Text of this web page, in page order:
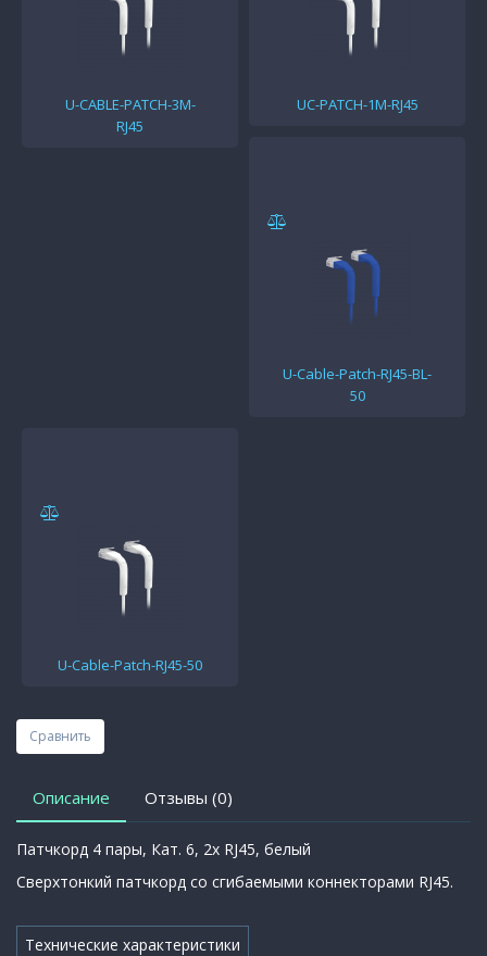
U-CABLE-PATCH-3M-
RJ45
UC-PATCH-1M-RJ45
U-Cable-Patch-RJ45-BL-
50
U-Cable-Patch-RJ45-50
Сравнить
Описание Отзывы (0)
Патчкорд 4 пары, Кат. 6, 2x RJ45, белый
Сверхтонкий патчкорд со сгибаемыми коннекторами RJ45.
Технические характеристики